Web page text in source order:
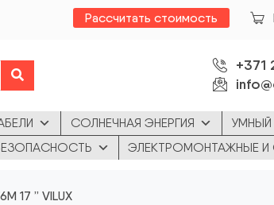
Рассчитать стоимость
+371
СОЛНЕЧНАЯ ЭНЕРГИЯ
ЭЛЕКТРОМОНТАЖНЫЕ И
17 ” VILUX